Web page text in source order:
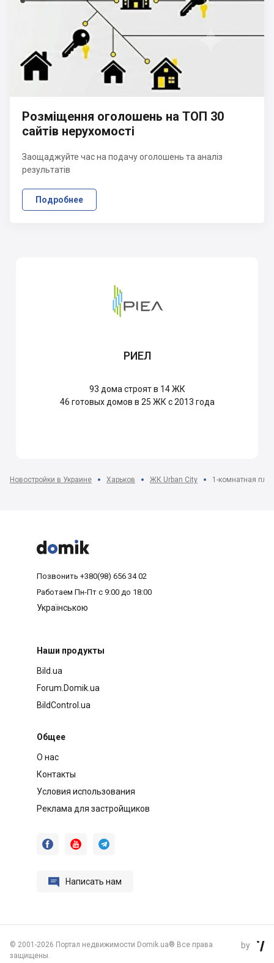
Розміщення оголошень на ТОП 30
сайтів нерухомості
Заощаджуйте час на подачу оголошень та аналіз
результатів
Подробнее
РИЕЛ
93 дома строят в 14 ЖК
46 готовых домов в 25 ЖК с 2013 года
Новостройки в Украине Харьков ЖК Urban City 1-комнатная



Позвонить +380(98) 656 34 02
Работаем Пн-Пт с 9:00 до 18:00
Українською
Наши продукты
Bild.ua
Forum.Domik.ua
BildControl.ua
Общее
О нас
Контакты
Условия использования
Реклама для застройщиков
  
 Написать нам
© 2001-2026 Портал недвижимости Domik.ua® Все права
защищены.
by 